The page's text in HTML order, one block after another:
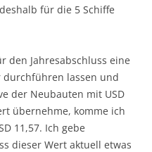
für die 5 Schiffe
den Jahresabschluss eine
lassen und
der Neubauten mit USD
übernehme, komme ich
11,57. Ich gebe
dieser Wert aktuell etwas